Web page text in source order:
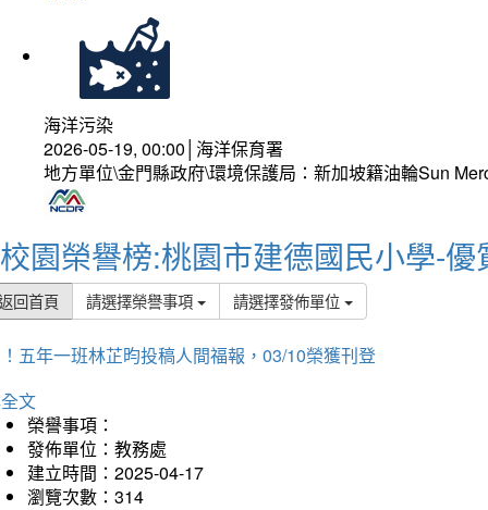
海洋污染
2026-05-19, 00:00│海洋保育署
地方單位\金門縣政府\環境保護局：新加坡籍油輪Sun
校園榮譽榜:桃園市建德國民小學-優
回首頁 請選擇榮譽事項 請選擇發佈單位
五年一班林芷昀投稿人間福報，03/10榮獲刊登
文
榮譽事項：
發佈單位：教務處
建立時間：2025-04-17
瀏覽次數：314